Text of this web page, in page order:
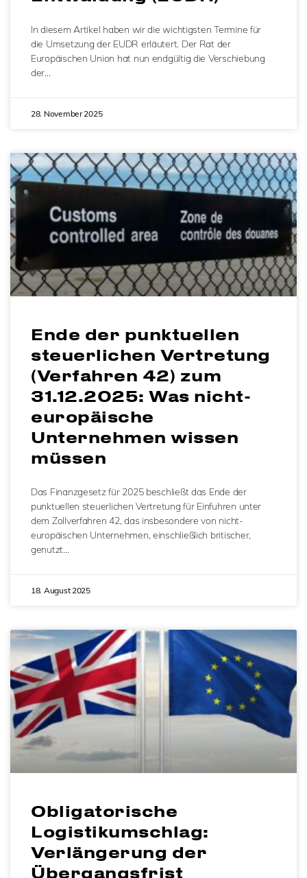
In diesem Artikel haben wir die wichtigsten Termine für
die Umsetzung der EUDR erläutert. Der Rat der
Europäischen Union hat nun endgültig die Verschiebung
der…
28. November 2025
Ende der punktuellen
steuerlichen Vertretung
(Verfahren 42) zum
31.12.2025: Was nicht-
europäische
Unternehmen wissen
müssen
Das Finanzgesetz für 2025 beschließt das Ende der
punktuellen steuerlichen Vertretung für Einfuhren unter
dem Zollverfahren 42, das insbesondere von nicht-
europäischen Unternehmen, einschließlich britischer,
genutzt…
18. August 2025
Obligatorische
Logistikumschlag:
Verlängerung der
Übergangsfrist